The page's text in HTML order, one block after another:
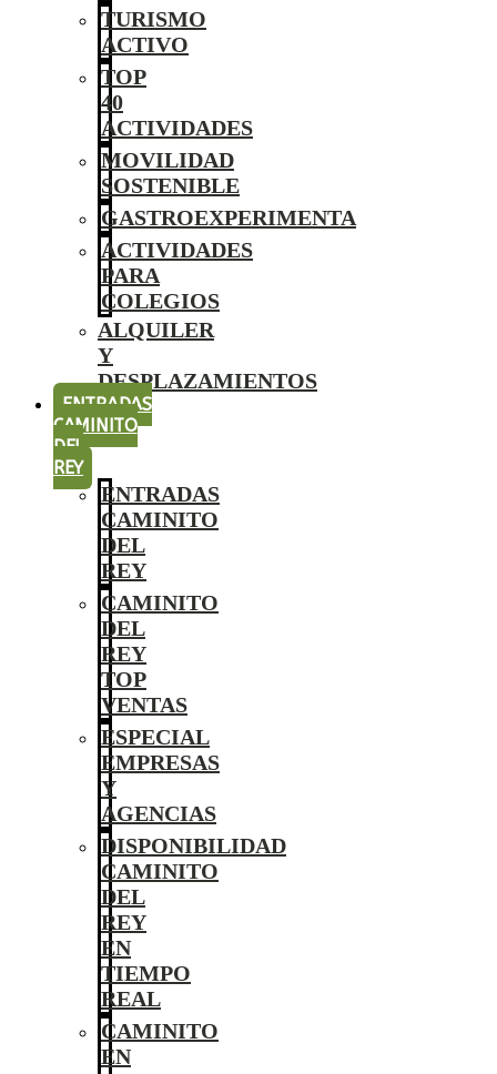
TURISMO
ACTIVO
TOP
40
ACTIVIDADES
MOVILIDAD
SOSTENIBLE
GASTROEXPERIMENTA
ACTIVIDADES
PARA
COLEGIOS
ALQUILER
Y
DESPLAZAMIENTOS
ENTRADAS
CAMINITO
DEL
REY
ENTRADAS
CAMINITO
DEL
REY
CAMINITO
DEL
REY
TOP
VENTAS
ESPECIAL
EMPRESAS
Y
AGENCIAS
DISPONIBILIDAD
CAMINITO
DEL
REY
EN
TIEMPO
REAL
CAMINITO
EN